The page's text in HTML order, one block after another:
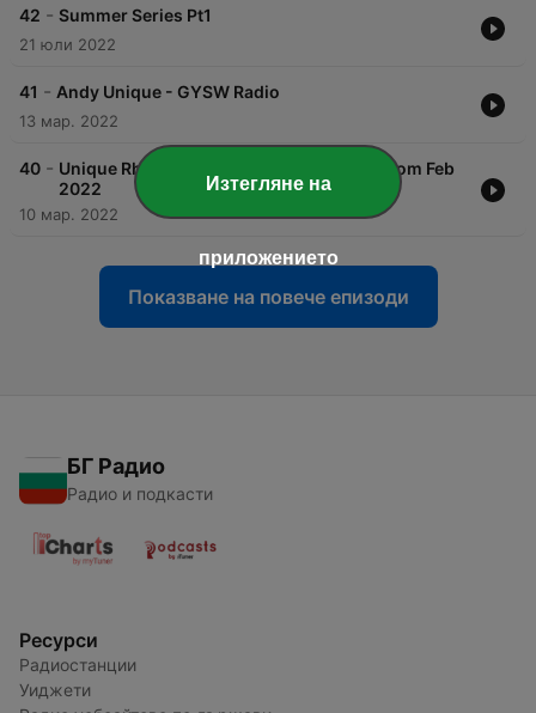
42 - Summer Series Pt1
21 юли 2022
41 - Andy Unique - GYSW Radio
13 мар. 2022
40 - Unique Rhythm Live from the Horse & Groom Feb
2022
10 мар. 2022
Показване на повече епизоди
БГ Радио
Радио и подкасти
Ресурси
Радиостанции
Уиджети
Изтегляне на
приложението